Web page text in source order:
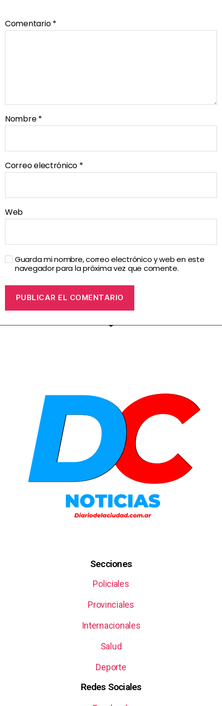
Comentario*
Nombre*
Correo electrónico *
Web
Guarda mi nombre, correo electrónico y web en este
navegador para la próxima vez que comente.
Secciones
Policiales
Provinciales
Internacionales
Salud
Deporte
Redes Sociales